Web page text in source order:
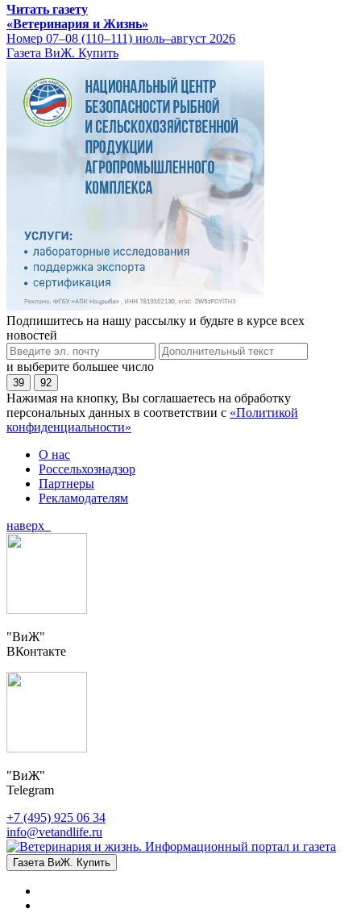
Читать газету
«Ветеринария и Жизнь»
Номер 07–08 (110–111) июль–август 2026
Газета ВиЖ. Купить
Подпишитесь на нашу рассылку и будьте в курсе всех
новостей
и выберите большее число
39 92
Нажимая на кнопку, Вы соглашаетесь на обработку
персональных данных в соответствии с «Политикой
конфиденциальности»
О нас
Россельхознадзор
Партнеры
Рекламодателям
наверх
"ВиЖ"
ВКонтакте
"ВиЖ"
Telegram
+7 (495) 925 06 34
info@vetandlife.ru
Газета ВиЖ. Купить